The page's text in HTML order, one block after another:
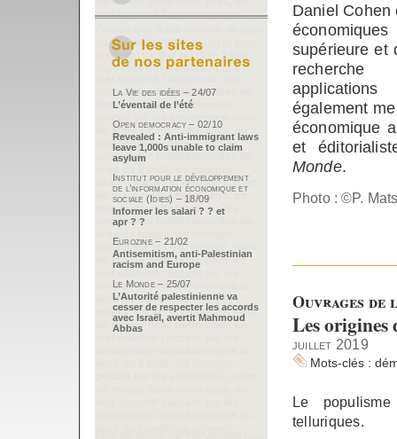
Daniel Cohen
supérieure et
également
économique
et
Monde.
Photo : ©P.
Ouvrages
Les origines
juillet 2019
Mots-clés :
Le
telluriques.
La Vie des idées – 24/07
L’éventail de l’été
Open democracy – 02/10
Revealed : Anti-immigrant laws
leave 1,000s unable to claim
asylum
Institut pour le développement
de l’information économique et
sociale (Idies) – 18/09
Informer les salari ? ? et
apr ? ?
Eurozine – 21/02
Antisemitism, anti-Palestinian
racism and Europe
Le Monde – 25/07
L’Autorité palestinienne va
cesser de respecter les accords
avec Israël, avertit Mahmoud
Abbas